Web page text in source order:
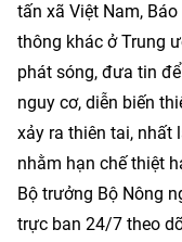
tấn xã Việt Nam,
thông khác ở Trung
phát sóng, đưa tin
nguy cơ, diễn biến
xảy ra thiên tai, nhất
nhằm hạn chế thiệt
Bộ trưởng Bộ Nông
trực ban 24/7 theo